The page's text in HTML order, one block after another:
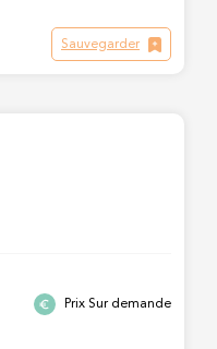
Sauvegarder
Prix Sur demande